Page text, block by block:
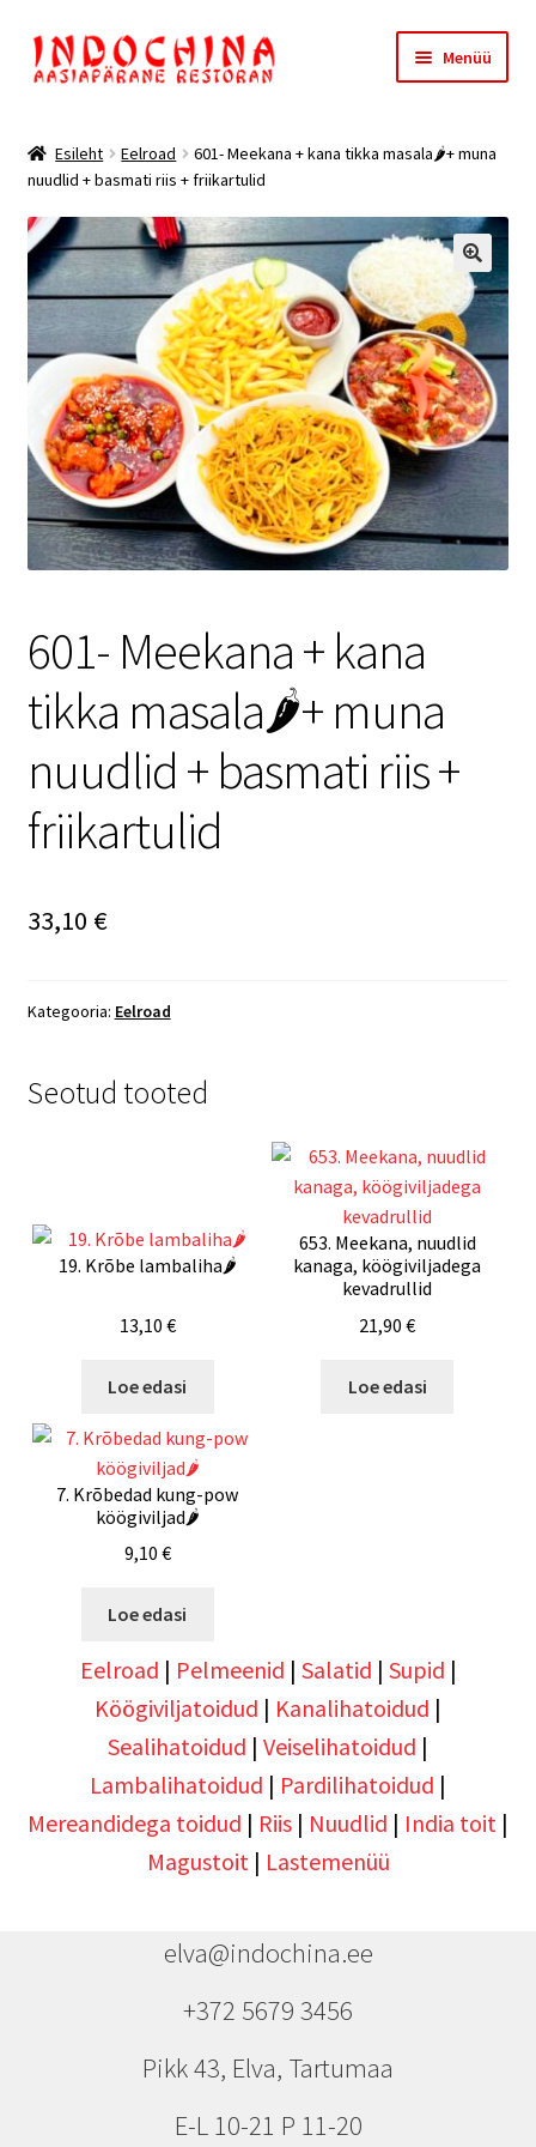
Liigu
navigeerimisele
Liigu
sisu
Menüü
Meist
Ostukorv
Esileht Eelroad
601- Meekana + kana tikka masala🌶️+ muna
nuudlid + basmati riis + friikartulid
🔍
601- Meekana + kana
tikka masala🌶️+ muna
nuudlid + basmati riis +
friikartulid
33,10 €
Kategooria: Eelroad
Seotud tooted
19. Krõbe lambaliha🌶️
13,10 €
Loe edasi
653. Meekana, nuudlid
kanaga, köögiviljadega
kevadrullid
21,90€
Loe edasi
7. Krõbedad kung-pow
köögiviljad🌶️
9,10 €
Loe edasi
Eelroad | Pelmeenid | Salatid | Supid |
Köögiviljatoidud | Kanalihatoidud |
Sealihatoidud | Veiselihatoidud |
Lambalihatoidud | Pardilihatoidud |
Mereandidega toidud | Riis | Nuudlid | India toit |
Magustoit | Lastemenüü
elva@indochina.ee
+372 5679 3456
Pikk 43, Elva, Tartumaa
E-L 10-21 P 11-20